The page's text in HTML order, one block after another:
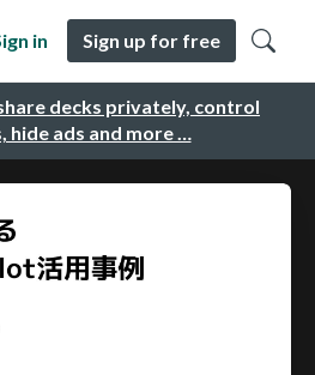
decks privately, control
hide ads and more …
in Sign up for free